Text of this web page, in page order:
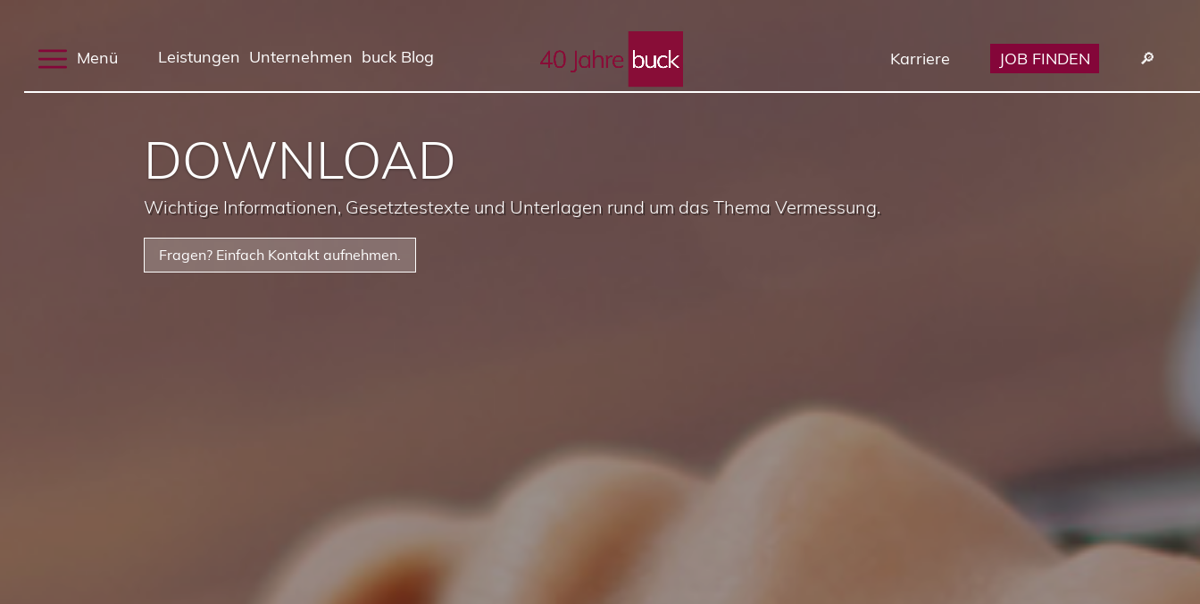
Menü Leistungen Unternehmen buck Blog Karriere JOB FINDEN 🔎︎
DOWNLOAD
Wichtige Informationen, Gesetztestexte und Unterlagen rund um das Thema Vermessung.
Fragen? Einfach Kontakt aufnehmen.